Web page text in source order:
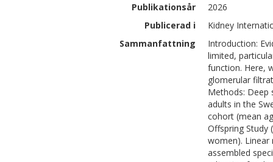
Publikationsår
2026
Publicerad i
Kidney
Sammanfattning
Introduction:
limited,
function. Here,
glomerular
Methods: Deep
adults in the
cohort (mean
Offspring Study
women). Linear
assembled